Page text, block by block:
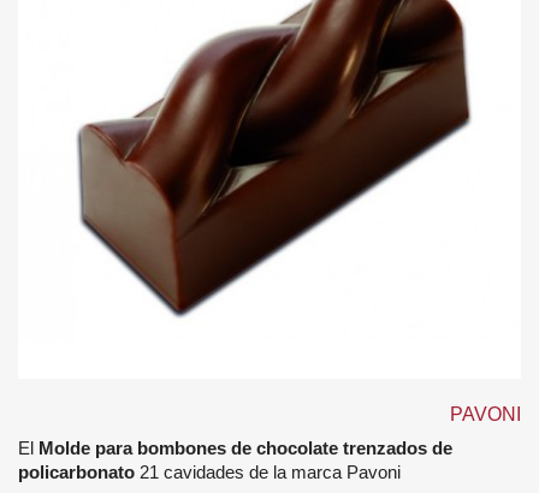
PAVONI
El Molde para bombones de chocolate trenzados de
policarbonato 21 cavidades de la marca Pavoni